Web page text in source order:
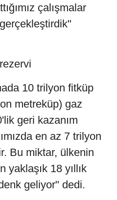
çalışmalar
10 trilyon fitküp
metreküp) gaz
geri kazanım
en az 7 trilyon
Bu miktar, ülkenin
yaklaşık 18 yıllık
geliyor" dedi.